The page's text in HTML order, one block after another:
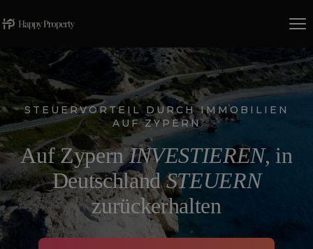
Skip
to
content
STEUERVORTEIL DURCH IMMOBILIEN
AUF ZYPERN
Auf ZypernINVESTIEREN, in
DeutschlandSTEUERN
zurückerhalten